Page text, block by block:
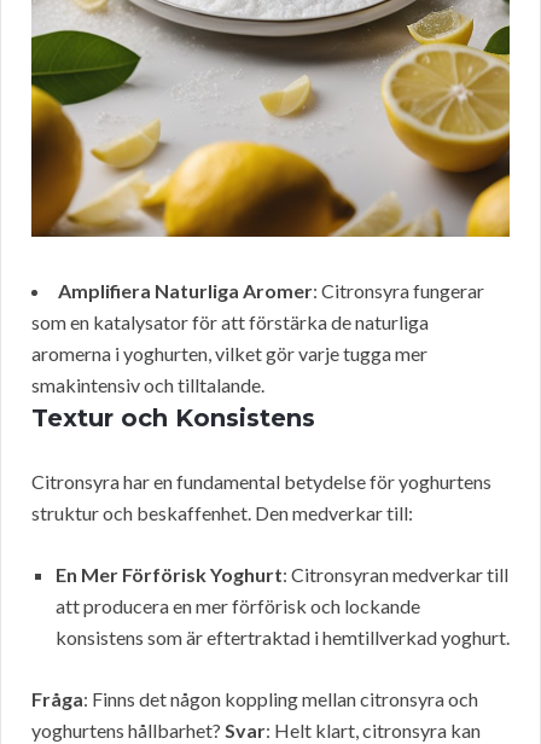
Amplifiera Naturliga Aromer: Citronsyra fungerar
som en katalysator för att förstärka de naturliga
aromerna i yoghurten, vilket gör varje tugga mer
smakintensiv och tilltalande.
Textur och Konsistens
Citronsyra har en fundamental betydelse för yoghurtens
struktur och beskaffenhet. Den medverkar till:
En Mer Förförisk Yoghurt: Citronsyran medverkar till
att producera en mer förförisk och lockande
konsistens som är eftertraktad i hemtillverkad yoghurt.
Fråga: Finns det någon koppling mellan citronsyra och
yoghurtens hållbarhet? Svar: Helt klart, citronsyra kan